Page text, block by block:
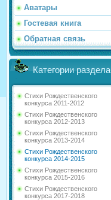
Аватары
Гостевая книга
Обратная связь
Категории раздела
Стихи Рождественского
конкурса 2011-2012
Стихи Рождественского
конкурса 2012-2013
Стихи Рождественского
конкурса 2013-2014
Стихи Рождественского
конкурса 2014-2015
Стихи Рождественского
конкурса 2015-2016
Стихи Рождественского
конкурса 2017-2018